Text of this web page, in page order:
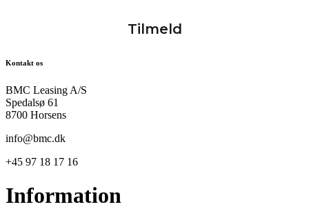
Kontakt os
BMC Leasing A/S
Spedalsø 61
8700 Horsens
info@bmc.dk
+45 97 18 17 16
Information